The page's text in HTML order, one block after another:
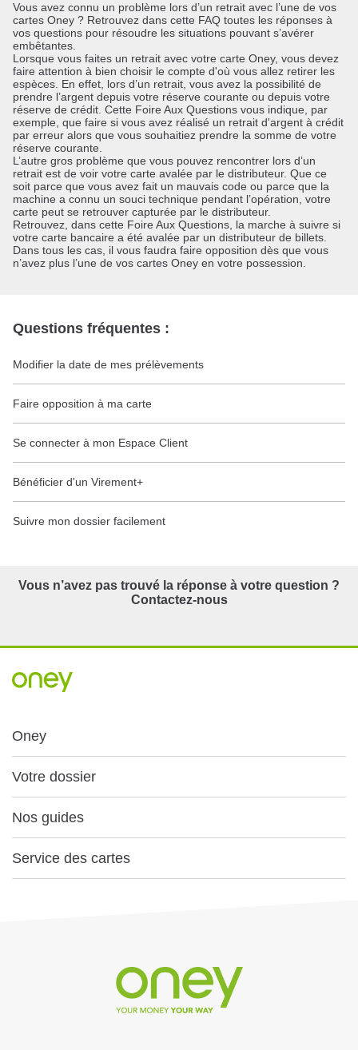
Vous avez connu un problème lors d’un retrait avec l’une de vos
cartes Oney ? Retrouvez dans cette FAQ toutes les réponses à
vos questions pour résoudre les situations pouvant s’avérer
embêtantes.
Lorsque vous faites un retrait avec votre carte Oney, vous devez
faire attention à bien choisir le compte d'où vous allez retirer les
espèces. En effet, lors d’un retrait, vous avez la possibilité de
prendre l’argent depuis votre réserve courante ou depuis votre
réserve de crédit. Cette Foire Aux Questions vous indique, par
exemple, que faire si vous avez réalisé un retrait d'argent à crédit
par erreur alors que vous souhaitiez prendre la somme de votre
réserve courante.
L’autre gros problème que vous pouvez rencontrer lors d’un
retrait est de voir votre carte avalée par le distributeur. Que ce
soit parce que vous avez fait un mauvais code ou parce que la
machine a connu un souci technique pendant l’opération, votre
carte peut se retrouver capturée par le distributeur.
Retrouvez, dans cette Foire Aux Questions, la marche à suivre si
votre carte bancaire a été avalée par un distributeur de billets.
Dans tous les cas, il vous faudra faire opposition dès que vous
n’avez plus l’une de vos cartes Oney en votre possession.
Questions fréquentes :
Modifier la date de mes prélèvements
Faire opposition à ma carte
Se connecter à mon Espace Client
Bénéficier d'un Virement+
Suivre mon dossier facilement
Vous n’avez pas trouvé la réponse à votre question ?
Contactez-nous
Oney
Votre dossier
Nos guides
Service des cartes